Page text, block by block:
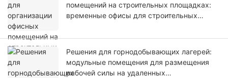
помещений на строительных площадках:
временные офисы для строительных
Решения для горнодобывающих лагерей:
модульные помещения для размещения
рабочей силы на удаленных